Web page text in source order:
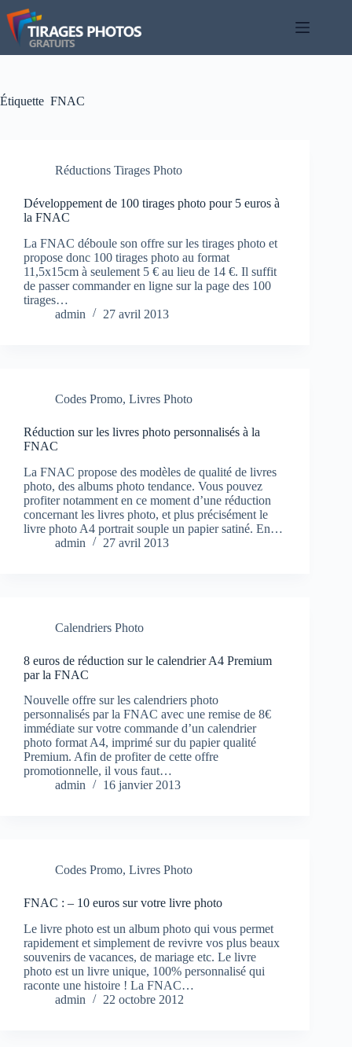
Passer
au
contenu
Étiquette FNAC
Réductions Tirages Photo
Développement de 100 tirages photo pour 5 euros à
la FNAC
La FNAC déboule son offre sur les tirages photo et
propose donc 100 tirages photo au format
11,5x15cm à seulement 5 € au lieu de 14 €. Il suffit
de passer commander en ligne sur la page des 100
tirages…
admin
27 avril 2013
Codes Promo, Livres Photo
Réduction sur les livres photo personnalisés à la
FNAC
La FNAC propose des modèles de qualité de livres
photo, des albums photo tendance. Vous pouvez
profiter notamment en ce moment d’une réduction
concernant les livres photo, et plus précisément le
livre photo A4 portrait souple un papier satiné. En…
admin
27 avril 2013
Calendriers Photo
8 euros de réduction sur le calendrier A4 Premium
par la FNAC
Nouvelle offre sur les calendriers photo
personnalisés par la FNAC avec une remise de 8€
immédiate sur votre commande d’un calendrier
photo format A4, imprimé sur du papier qualité
Premium. Afin de profiter de cette offre
promotionnelle, il vous faut…
admin
16 janvier 2013
Codes Promo, Livres Photo
FNAC : – 10 euros sur votre livre photo
Le livre photo est un album photo qui vous permet
rapidement et simplement de revivre vos plus beaux
souvenirs de vacances, de mariage etc. Le livre
photo est un livre unique, 100% personnalisé qui
raconte une histoire ! La FNAC…
admin
22 octobre 2012